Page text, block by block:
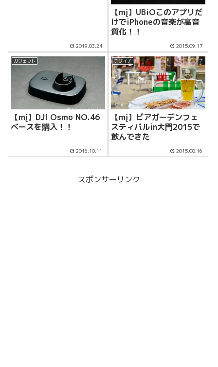
2019.03.24
【mį】UBiOこのアプリだ
けでiPhoneの音楽が高音
質化！！
2015.09.17
ガジェット
【mį】DJI Osmo NO.46
ベースを購入！！
2016.10.11
デジイチ
【mį】ビアガーデンフェ
スティバルin大門2015で
飲んできた
2015.08.16
スポンサーリンク